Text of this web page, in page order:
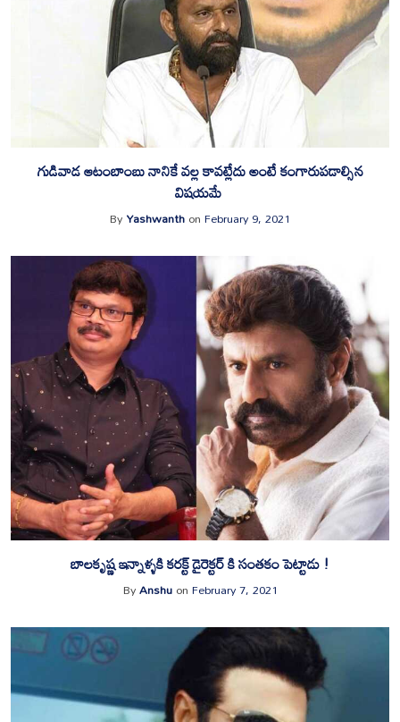
గుడివాడ ఆటంబాంబు నానికే వల్ల కావట్లేదు అంటే కంగారుపడాల్సిన
విషయమే
ByYashwanthonFebruary 9, 2021
బాలకృష్ణ ఇన్నాళ్ళకి కరక్ట్ డైరెక్టర్ కి సంతకం పెట్టాడు !
ByAnshuonFebruary 7, 2021